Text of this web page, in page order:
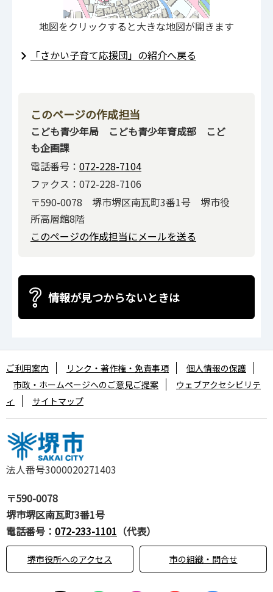
地図をクリックすると大きな地図が開きます
「さかい子育て応援団」の紹介へ戻る
このページの作成担当
こども青少年局 こども青少年育成部 こど
も企画課
電話番号： 072-228-7104
ファクス：072-228-7106
〒590-0078 堺市堺区南瓦町3番1号 堺市役
所高層館8階
このページの作成担当にメールを送る
情報が見つからないときは
法人番号3000020271403
〒590-0078
堺市堺区南瓦町3番1号
電話番号： 072-233-1101 （代表）
堺市役所へのアクセス 市の組織・問合せ
ご利用案内 リンク・著作権・免責事項
個人情報の保護
市政・ホームページへのご意見ご提案
ウェブアクセシビリテ
ィ
サイトマップ